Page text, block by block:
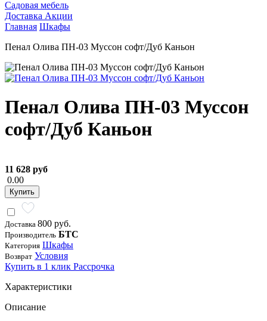
Садовая мебель
Доставка Акции
Главная Шкафы
Пенал Олива ПН-03 Муссон софт/Дуб Каньон
Пенал Олива ПН-03 Муссон
софт/Дуб Каньон
11 628 руб
0.00
Купить
Доставка 800 руб.
Производитель БТС
Категория Шкафы
Возврат Условия
Купить в 1 клик Рассрочка
Характеристики
Описание